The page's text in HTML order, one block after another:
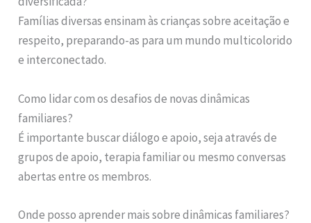
Famílias diversas ensinam às crianças sobre aceitação e
respeito, preparando-as para um mundo multicolorido
e interconectado.
Como lidar com os desafios de novas dinâmicas
familiares?
É importante buscar diálogo e apoio, seja através de
grupos de apoio, terapia familiar ou mesmo conversas
abertas entre os membros.
Onde posso aprender mais sobre dinâmicas familiares?